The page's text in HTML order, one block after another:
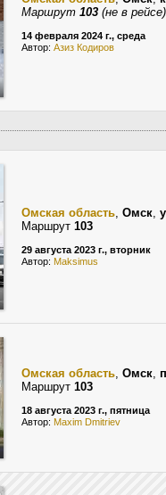
Маршрут 103 (не в рейсе)
14 февраля 2024 г., среда
Автор: Азиз Кодиров
Омская область, Омск,
Маршрут 103
29 августа 2023 г., вторник
Автор: Maksimus
Омская область, Омск,
Маршрут 103
18 августа 2023 г., пятница
Автор: Maxim Dmitriev